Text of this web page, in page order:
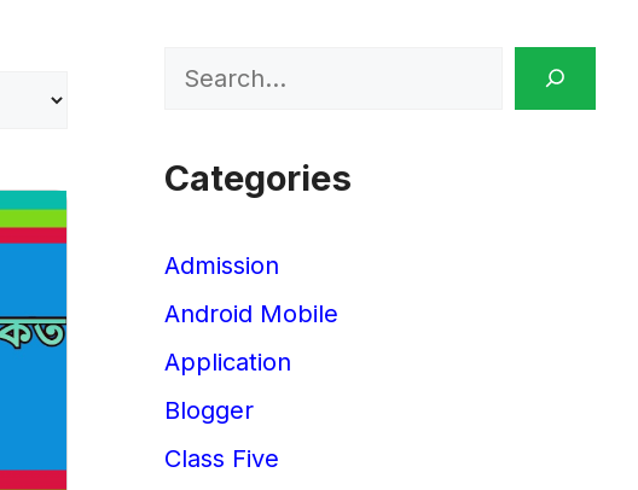
Search
Categories
Admission
Android Mobile
Application
Blogger
Class Five